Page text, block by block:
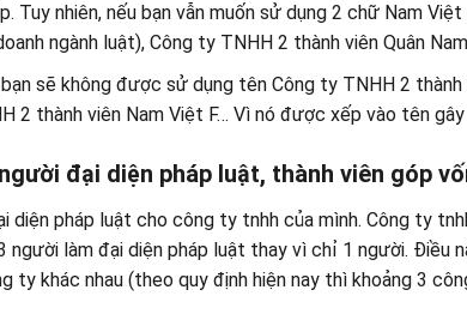
Tuy nhiên, nếu bạn vẫn muốn sử dụng 2 chữ Nam
ngành luật), Công ty TNHH 2 thành viên Quân
sẽ không được sử dụng tên Công ty TNHH 2
2 thành viên Nam Việt F… Vì nó được xếp vào tên gây
đại diện pháp luật, thành viên góp
diện pháp luật cho công ty tnhh của mình. Công ty
làm đại diện pháp luật thay vì chỉ 1 người. Điều
ty khác nhau (theo quy định hiện nay thì khoảng 3